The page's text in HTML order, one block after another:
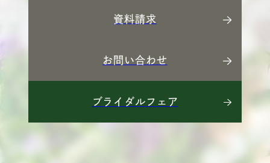
資料請求
お問い合わせ
ブライダルフェア